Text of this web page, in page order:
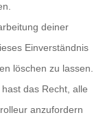
deiner
Einverständnis
löschen zu lassen.
das Recht, alle
anzufordern